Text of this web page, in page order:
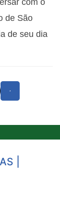
de São
de seu dia
|